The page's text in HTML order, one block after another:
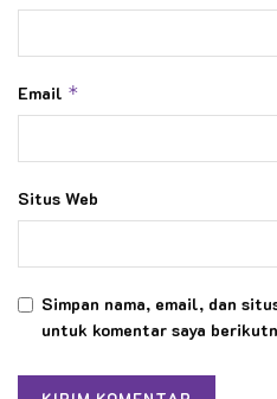
Email *
Situs Web
Simpan nama, email, dan
untuk komentar saya